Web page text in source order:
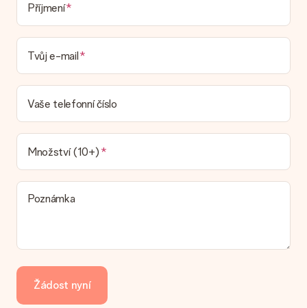
Dodací lhůta, možnosti dodání a náklady na
doručení
Mohu si vybrat datum dodání?
Není možné zvolit konkrétní datum dodání.
Jaká je dodací lhůta a kdy dostávám dárek?
Dodací lhůtu naleznete na stránce produktu. Můžete věřit, že
náš dopravce vám dodá váš dárek.
Jaké možnosti doručení si mohu vybrat?
V současné době není možné zvolit možnost doručení. Dárek,
který chcete objednat, je buď odeslán jako balíček nebo jako
doručování poštovní schránky. Chcete vědět, na kterou
možnost spadá vaše objednávka? Kontaktujte prosím náš
zákaznický servis.
Jak mohu zaplatit objednávku?
kartu, fakturu přes Klarna nebo ruční převod. V případě ručního
převodu platby prosím vezměte v úvahu dodací lhůtu 3 dny
navíc.
Příjmení
Tvůj e-mail
Vaše telefonní číslo
Množství (10+)
Poznámka
Žádost nyní